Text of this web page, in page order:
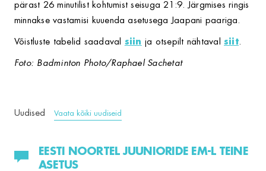
pärast 26 minutilist kohtumist seisuga 21:9. Järgmises ringis
minnakse vastamisi kuuenda asetusega Jaapani paariga.
Võistluste tabelid saadaval siin ja otsepilt nähtaval siit.
Foto: Badminton Photo/Raphael Sachetat
Uudised Vaata kõiki uudiseid
EESTI NOORTEL JUUNIORIDE EM-L TEINE
ASETUS